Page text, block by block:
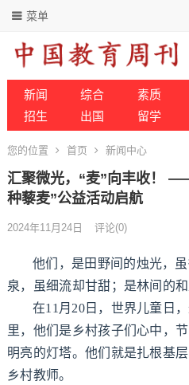
菜单
新闻 综合 素质
招生
出国 留学
您的位置 首页 新闻中心
汇聚微光，“麦”向丰收！
种藜麦”公益活动启航
2024年11月24日 评论(0)
他们，是田野间的烛光，
泉，虽细流却甘甜；是林间的
在11月20日，世界儿童日
里，他们是乡村孩子们心中，
明亮的灯塔。他们就是扎根基
乡村教师。